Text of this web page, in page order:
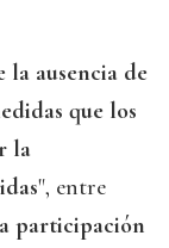
la ausencia de
que los
la
", entre
participación